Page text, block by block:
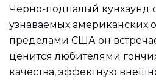
Черно-подпалый кунхаунд
узнаваемых американских
пределами США он
ценится любителями
качества, эффектную